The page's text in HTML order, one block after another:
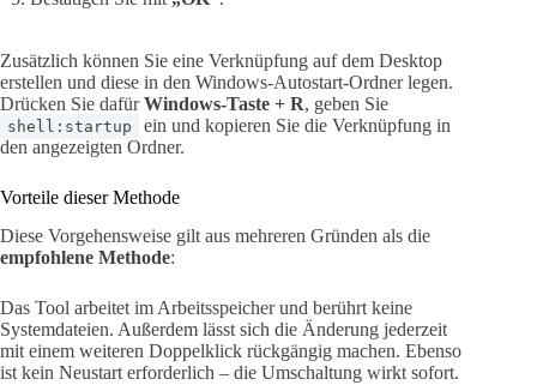
Zusätzlich können Sie eine Verknüpfung auf dem Desktop
erstellen und diese in den Windows-Autostart-Ordner legen.
Drücken Sie dafürWindows-Taste + R, geben Sie
shell:startup
ein und kopieren Sie die Verknüpfung in
den angezeigten Ordner.
Vorteile dieser Methode
Diese Vorgehensweise gilt aus mehreren Gründen als die
empfohlene Methode:
Das Tool arbeitet im Arbeitsspeicher und berührt keine
Systemdateien. Außerdem lässt sich die Änderung jederzeit
mit einem weiteren Doppelklick rückgängig machen. Ebenso
ist kein Neustart erforderlich – die Umschaltung wirkt sofort.